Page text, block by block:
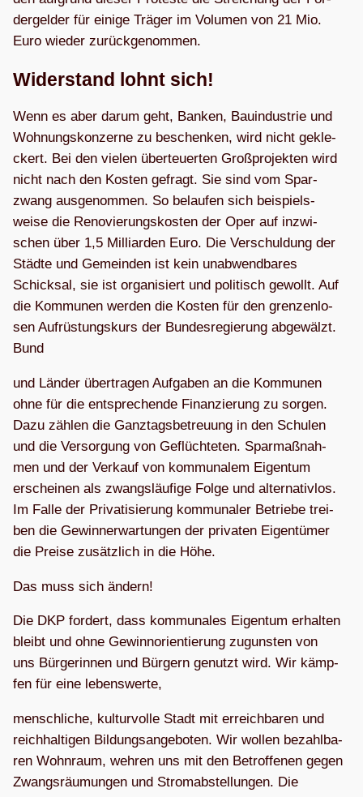
der­gel­der für einige Trä­ger im Volu­men von 21 Mio.
Euro wie­der zurückgenommen.
Wider­stand lohnt sich!
Wenn es aber darum geht, Ban­ken, Bau­in­dus­trie und
Woh­nungs­kon­zerne zu beschen­ken, wird nicht gekle­
ckert. Bei den vie­len über­teu­er­ten Groß­pro­jek­ten wird
nicht nach den Kos­ten gefragt. Sie sind vom Spar­
zwang aus­ge­nom­men. So belau­fen sich bei­spiels­
weise die Reno­vie­rungs­kos­ten der Oper auf inzwi­
schen über 1,5 Mil­li­ar­den Euro. Die Ver­schul­dung der
Städte und Gemein­den ist kein unab­wend­ba­res
Schick­sal, sie ist orga­ni­siert und poli­tisch gewollt. Auf
die Kom­mu­nen wer­den die Kos­ten für den gren­zen­lo­
sen Auf­rüs­tungs­kurs der Bun­des­re­gie­rung abge­wälzt.
Bund
und Län­der über­tra­gen Auf­ga­ben an die Kom­mu­nen
ohne für die ent­spre­chende Finan­zie­rung zu sor­gen.
Dazu zäh­len die Ganz­tags­be­treu­ung in den Schu­len
und die Ver­sor­gung von Geflüch­te­ten. Spar­maß­nah­
men und der Ver­kauf von kom­mu­na­lem Eigen­tum
erschei­nen als zwangs­läu­fige Folge und alter­na­tiv­los.
Im Falle der Pri­va­ti­sie­rung kom­mu­na­ler Betriebe trei­
ben die Gewinn­erwar­tun­gen der pri­va­ten Eigen­tü­mer
die Preise zusätz­lich in die Höhe.
Das muss sich ändern!
Die DKP for­dert, dass kom­mu­na­les Eigen­tum erhal­ten
bleibt und ohne Gewinn­ori­en­tie­rung zuguns­ten von
uns Bür­ge­rin­nen und Bür­gern genutzt wird. Wir kämp­
fen für eine lebenswerte,
mensch­li­che, kul­tur­volle Stadt mit erreich­ba­ren und
reich­hal­ti­gen Bil­dungs­an­ge­bo­ten. Wir wol­len bezahl­ba­
ren Wohn­raum, weh­ren uns mit den Betrof­fe­nen gegen
Zwangs­räu­mun­gen und Strom­ab­stel­lun­gen. Die